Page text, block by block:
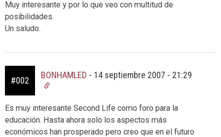
Muy interesante y por lo que veo con multitud de
posibilidades.
Un saludo.
#002
BONHAMLED - 14 septiembre 2007 - 21:29
Es muy interesante Second Life como foro para la
educación. Hasta ahora solo los aspectos más
económicos han prosperado pero creo que en el futuro